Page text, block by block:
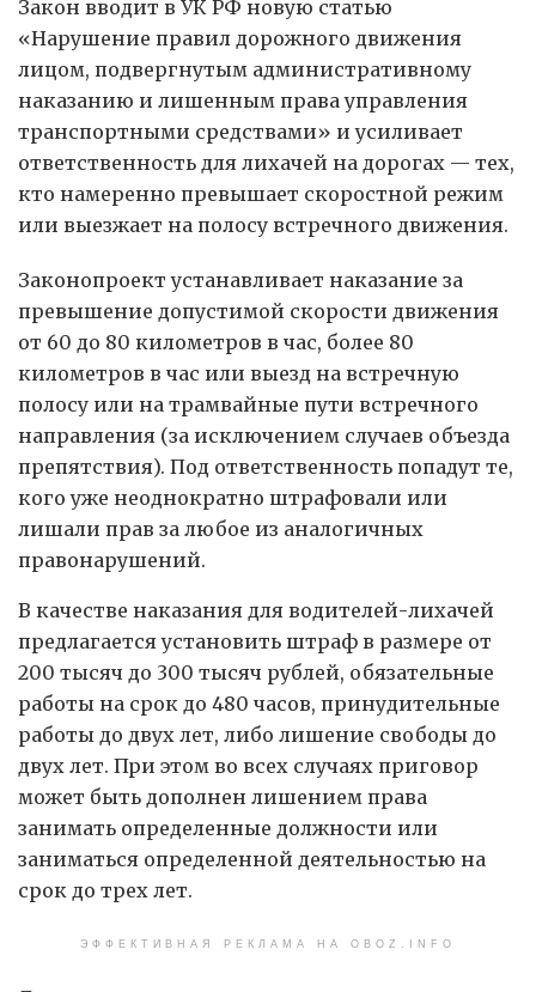
Закон вводит в УК РФ новую статью
«Нарушение правил дорожного движения
лицом, подвергнутым административному
наказанию и лишенным права управления
транспортными средствами» и усиливает
ответственность для лихачей на дорогах — тех,
кто намеренно превышает скоростной режим
или выезжает на полосу встречного движения.
Законопроект устанавливает наказание за
превышение допустимой скорости движения
от 60 до 80 километров в час, более 80
километров в час или выезд на встречную
полосу или на трамвайные пути встречного
направления (за исключением случаев объезда
препятствия). Под ответственность попадут те,
кого уже неоднократно штрафовали или
лишали прав за любое из аналогичных
правонарушений.
В качестве наказания для водителей-лихачей
предлагается установить штраф в размере от
200 тысяч до 300 тысяч рублей, обязательные
работы на срок до 480 часов, принудительные
работы до двух лет, либо лишение свободы до
двух лет. При этом во всех случаях приговор
может быть дополнен лишением права
занимать определенные должности или
заниматься определенной деятельностью на
срок до трех лет.
ЭФФЕКТИВНАЯ РЕКЛАМА НА OBOZ.INFO